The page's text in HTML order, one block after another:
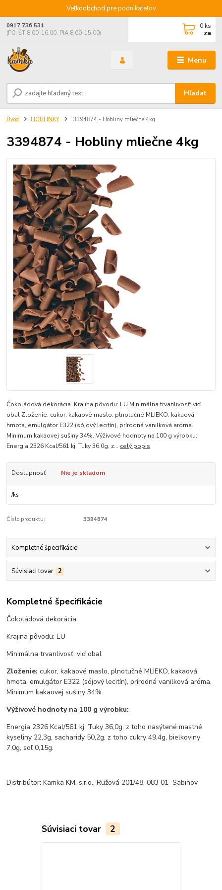
Veľkoobchod pre podnikateľov
Menu
Hľadať
0917 736 531
(PO-ŠT 8:00-16:00, PIA 8:00-15:00)
0 ks
za
Úvod HOBLINKY 3394874 - Hobliny mliečne 4kg
3394874 - Hobliny mliečne 4kg
Čokoládová dekorácia Krajina pôvodu: EU Minimálna trvanlivosť: viď
obal Zloženie: cukor, kakaové maslo, plnotučné MLIEKO, kakaová
hmota, emulgátor E322 (sójový lecitín), prírodná vanilková aróma.
Minimum kakaovej sušiny 34%. Výživové hodnoty na 100 g výrobku:
Energia 2326 Kcal/561 kj, Tuky 36,0g, z... celý popis
Dostupnosť Nie je skladom
/ks
Číslo produktu: 3394874
Kompletné špecifikácie
Súvisiaci tovar 2
Kompletné špecifikácie
Čokoládová dekorácia
Krajina pôvodu: EU
Minimálna trvanlivosť: viď obal
Zloženie: cukor, kakaové maslo, plnotučné MLIEKO, kakaová
hmota, emulgátor E322 (sójový lecitín), prírodná vanilková aróma.
Minimum kakaovej sušiny 34%.
Výživové hodnoty na 100 g výrobku:
Energia 2326 Kcal/561 kj, Tuky 36,0g, z toho nasýtené mastné
kyseliny 22,3g, sacharidy 50,2g, z toho cukry 49,4g, bielkoviny
7,0g, soľ 0,15g.
Distribútor: Kamka KM, s.r.o., Ružová 201/48, 083 01 Sabinov
Súvisiaci tovar 2